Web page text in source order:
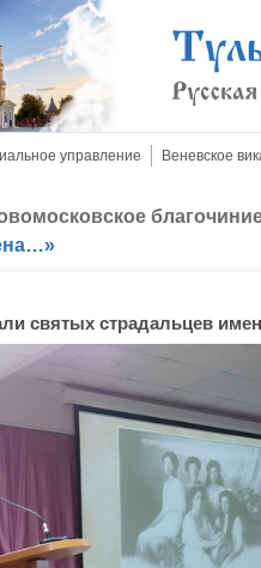
управление Веневское
святых страдальцев